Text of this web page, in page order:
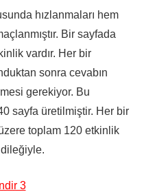
hızlanmaları hem
Bir sayfada
vardır. Her bir
sonra cevabın
gerekiyor. Bu
sayfa üretilmiştir. Her bir
toplam 120 etkinlik
dileğiyle.
3